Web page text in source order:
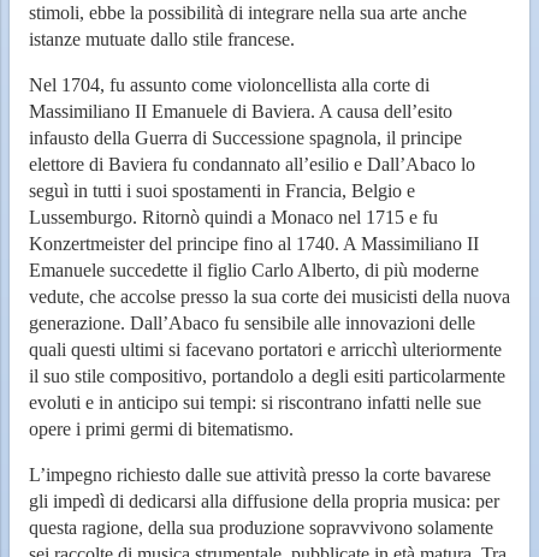
stimoli, ebbe la possibilità di integrare nella sua arte anche
istanze mutuate dallo stile francese.
Nel 1704, fu assunto come violoncellista alla corte di
Massimiliano II Emanuele di Baviera. A causa dell’esito
infausto della Guerra di Successione spagnola, il principe
elettore di Baviera fu condannato all’esilio e Dall’Abaco lo
seguì in tutti i suoi spostamenti in Francia, Belgio e
Lussemburgo. Ritornò quindi a Monaco nel 1715 e fu
Konzertmeister del principe fino al 1740. A Massimiliano II
Emanuele succedette il figlio Carlo Alberto, di più moderne
vedute, che accolse presso la sua corte dei musicisti della nuova
generazione. Dall’Abaco fu sensibile alle innovazioni delle
quali questi ultimi si facevano portatori e arricchì ulteriormente
il suo stile compositivo, portandolo a degli esiti particolarmente
evoluti e in anticipo sui tempi: si riscontrano infatti nelle sue
opere i primi germi di bitematismo.
L’impegno richiesto dalle sue attività presso la corte bavarese
gli impedì di dedicarsi alla diffusione della propria musica: per
questa ragione, della sua produzione sopravvivono solamente